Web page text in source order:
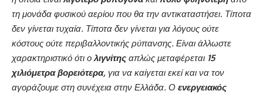
τη μονάδα φυσικού αερίου που θα την αντικαταστήσει. Τίποτα
δεν γίνεται τυχαία. Τίποτα δεν γίνεται για λόγους ούτε
κόστους ούτε περιβαλλοντικής ρύπανσης. Είναι άλλωστε
χαρακτηριστικό ότι ολιγνίτης απλώς μεταφέρεται 15
χιλιόμετρα βορειότερα, για να καίγεται εκεί και να τον
αγοράζουμε στη συνέχεια στην Ελλάδα. Ο ενεργειακός